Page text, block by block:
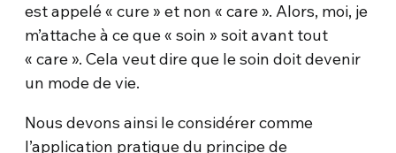
est appelé « cure » et non « care ». Alors, moi, je
m’attache à ce que « soin » soit avant tout
« care ». Cela veut dire que le soin doit devenir
un mode de vie.
Nous devons ainsi le considérer comme
l’application pratique du principe de